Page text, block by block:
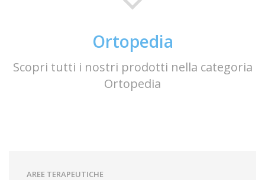
Ortopedia
Scopri tutti i nostri prodotti nella categoria
Ortopedia
AREE TERAPEUTICHE